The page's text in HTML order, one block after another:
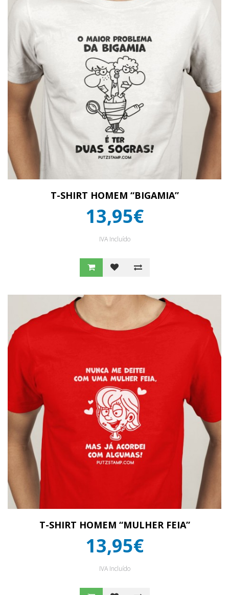
T-SHIRT HOMEM “BIGAMIA”
13,95€
IVA Incluído
T-SHIRT HOMEM “MULHER FEIA”
13,95€
IVA Incluído